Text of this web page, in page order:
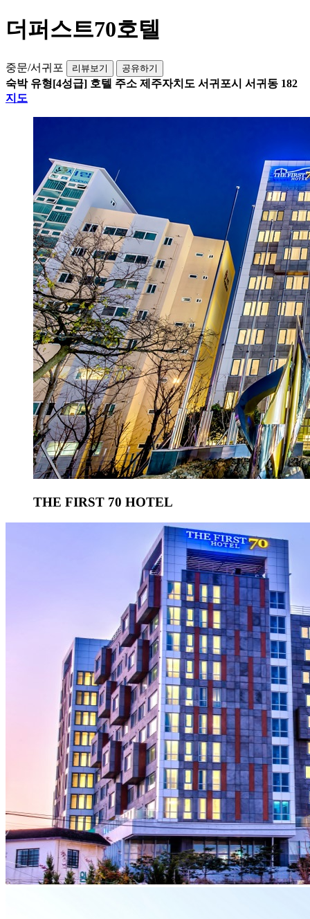
더퍼스트70호텔
중문/서귀포 리뷰보기 공유하기
숙박 유형[4성급] 호텔 주소 제주자치도 서귀포시 서귀동 182
지도
THE FIRST 70 HOTEL